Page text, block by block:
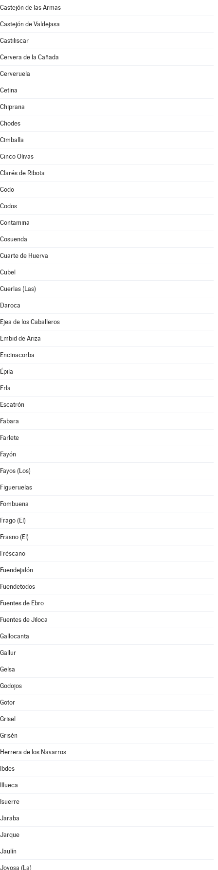
Castejón de las Armas
Castejón de Valdejasa
Castiliscar
Cervera de la Cañada
Cerveruela
Cetina
Chiprana
Chodes
Cimballa
Cinco Olivas
Clarés de Ribota
Codo
Codos
Contamina
Cosuenda
Cuarte de Huerva
Cubel
Cuerlas (Las)
Daroca
Ejea de los Caballeros
Embid de Ariza
Encinacorba
Épila
Erla
Escatrón
Fabara
Farlete
Fayón
Fayos (Los)
Figueruelas
Fombuena
Frago (El)
Frasno (El)
Fréscano
Fuendejalón
Fuendetodos
Fuentes de Ebro
Fuentes de Jiloca
Gallocanta
Gallur
Gelsa
Godojos
Gotor
Grisel
Grisén
Herrera de los Navarros
Ibdes
Illueca
Isuerre
Jaraba
Jarque
Jaulín
Joyosa (La)